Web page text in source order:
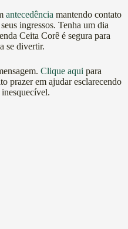
antecedência mantendo contato
ingressos. Tenha um dia
Ceita Corê é segura para
se divertir.
Clique aqui para
prazer em ajudar esclarecendo